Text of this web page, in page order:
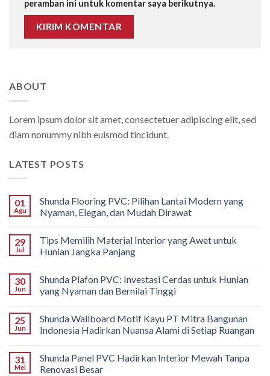
peramban ini untuk komentar saya berikutnya.
ABOUT
Lorem ipsum dolor sit amet, consectetuer adipiscing elit, sed
diam nonummy nibh euismod tincidunt.
LATEST POSTS
01
Agu
Shunda Flooring PVC: Pilihan Lantai Modern yang
Nyaman, Elegan, dan Mudah Dirawat
29
Jul
Tips Memilih Material Interior yang Awet untuk
Hunian Jangka Panjang
30
Jun
Shunda Plafon PVC: Investasi Cerdas untuk Hunian
yang Nyaman dan Bernilai Tinggi
25
Jun
Shunda Wallboard Motif Kayu PT Mitra Bangunan
Indonesia Hadirkan Nuansa Alami di Setiap Ruangan
31
Mei
Shunda Panel PVC Hadirkan Interior Mewah Tanpa
Renovasi Besar